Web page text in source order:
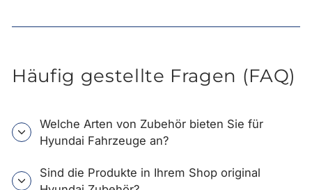
Häufig gestellte Fragen (FAQ)
Welche Arten von Zubehör bieten Sie für
Hyundai Fahrzeuge an?
Sind die Produkte in Ihrem Shop original